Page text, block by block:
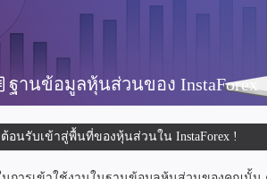
ฐานข้อมูลหุ้นส่วนของ InstaForex
อนรับเข้าสู่พื้นที่ของหุ้นส่วนใน InstaForex !